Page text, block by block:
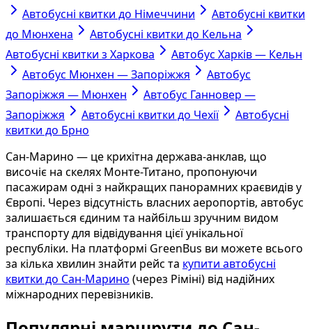
Автобусні квитки до Німеччини
Автобусні квитки
до Мюнхена
Автобусні квитки до Кельна
Автобусні квитки з Харкова
Автобус Харків — Кельн
Автобус Мюнхен — Запоріжжя
Автобус
Запоріжжя — Мюнхен
Автобус Ганновер —
Запоріжжя
Автобусні квитки до Чехії
Автобусні
квитки до Брно
Сан-Марино — це крихітна держава-анклав, що
височіє на скелях Монте-Титано, пропонуючи
пасажирам одні з найкращих панорамних краєвидів у
Європі. Через відсутність власних аеропортів, автобус
залишається єдиним та найбільш зручним видом
транспорту для відвідування цієї унікальної
республіки. На платформі GreenBus ви можете всього
за кілька хвилин знайти рейс та купити автобусні
квитки до Сан-Марино (через Ріміні) від надійних
міжнародних перевізників.